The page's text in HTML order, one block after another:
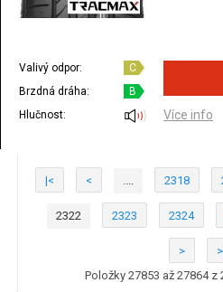
Valivý odpor:
C
Brzdná dráha:
B
Hlučnost:
Více info
|< < .... 2318
2322 2323 2324
>
Položky 27853 až 27864 z